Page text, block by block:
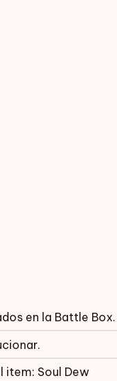
en la Battle Box.
item: Soul Dew